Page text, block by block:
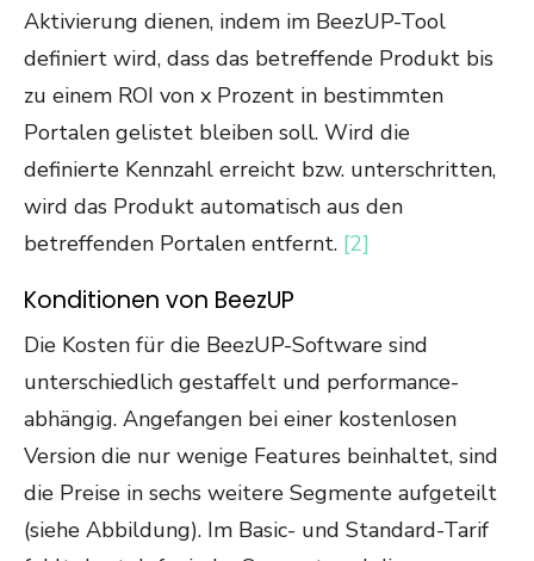
Aktivierung dienen, indem im BeezUP-Tool
definiert wird, dass das betreffende Produkt bis
zu einem ROI von x Prozent in bestimmten
Portalen gelistet bleiben soll. Wird die
definierte Kennzahl erreicht bzw. unterschritten,
wird das Produkt automatisch aus den
betreffenden Portalen entfernt. [2]
Konditionen von BeezUP
Die Kosten für die BeezUP-Software sind
unterschiedlich gestaffelt und performance-
abhängig. Angefangen bei einer kostenlosen
Version die nur wenige Features beinhaltet, sind
die Preise in sechs weitere Segmente aufgeteilt
(siehe Abbildung). Im Basic- und Standard-Tarif